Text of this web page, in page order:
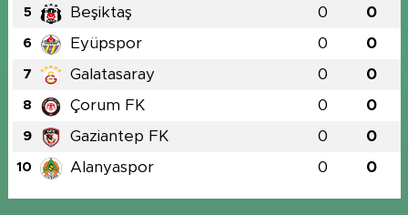
5 Beşiktaş 0 0
6 Eyüpspor 0 0
7 Galatasaray 0 0
8 Çorum FK 0 0
9 Gaziantep FK 0 0
10 Alanyaspor 0 0